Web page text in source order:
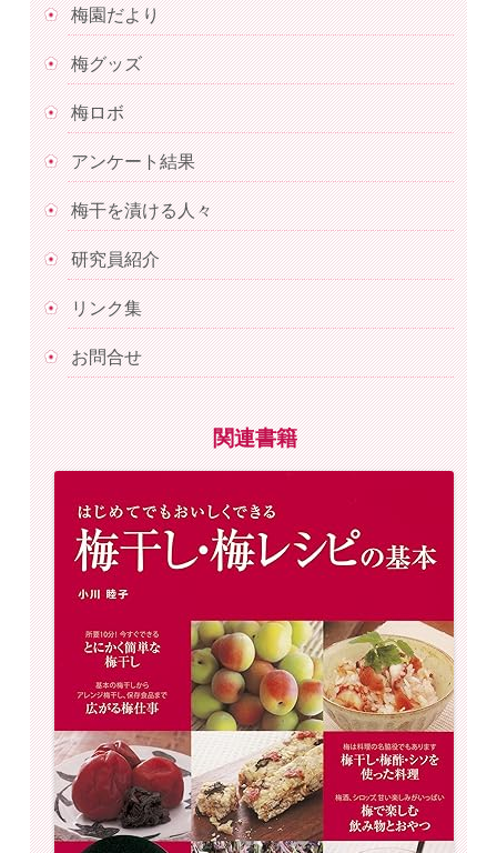
梅園だより
梅グッズ
梅ロボ
アンケート結果
梅干を漬ける人々
研究員紹介
リンク集
お問合せ
関連書籍